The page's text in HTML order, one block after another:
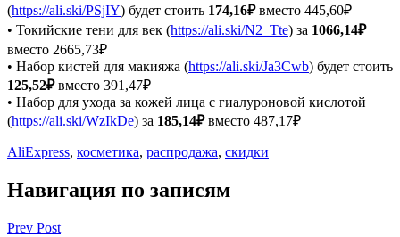
(https://ali.ski/PSjIY) будет стоить 174,16₽вместо 445,60₽
• Токийские тени для век (https://ali.ski/N2_Tte) за 1066,14₽
вместо 2665,73₽
• Набор кистей для макияжа (https://ali.ski/Ja3Cwb) будет стоить
125,52₽вместо 391,47₽
• Набор для ухода за кожей лица с гиалуроновой кислотой
(https://ali.ski/WzIkDe) за 185,14₽вместо 487,17₽
AliExpress, косметика, распродажа, скидки
Навигация по записям
Prev Post